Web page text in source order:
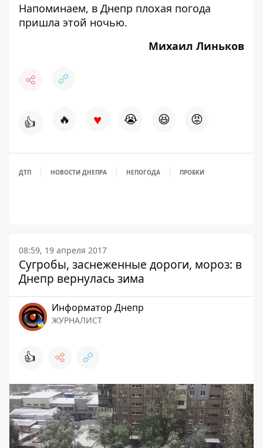
Напоминаем, в Днепр плохая погода
пришла этой ночью.
Михаил Линьков
👍 🔥 ♥ 😭 😆 😡
ДТП НОВОСТИ ДНЕПРА НЕПОГОДА ПРОБКИ
08:59, 19 апреля 2017
Сугробы, заснеженные дороги, мороз: в
Днепр вернулась зима
Информатор Днепр
ЖУРНАЛИСТ
👍